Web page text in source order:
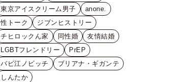
東京アイスクリーム男子
anone.
性トーク
ジブンヒストリー
チヒロックん家
同性婚
友情結婚
LGBTフレンドリー
PrEP
バビ江ノビッチ
ブリアナ・ギガンテ
しんたか